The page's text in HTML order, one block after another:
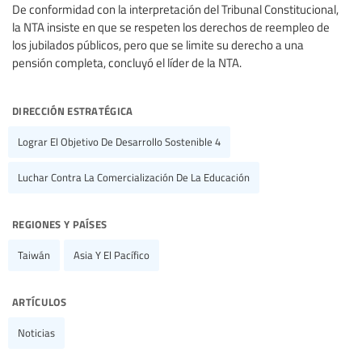
De conformidad con la interpretación del Tribunal Constitucional,
la NTA insiste en que se respeten los derechos de reempleo de
los jubilados públicos, pero que se limite su derecho a una
pensión completa, concluyó el líder de la NTA.
dirección estratégica
Lograr El Objetivo De Desarrollo Sostenible 4
Luchar Contra La Comercialización De La Educación
regiones y países
Taiwán Asia Y El Pacífico
artículos
Noticias